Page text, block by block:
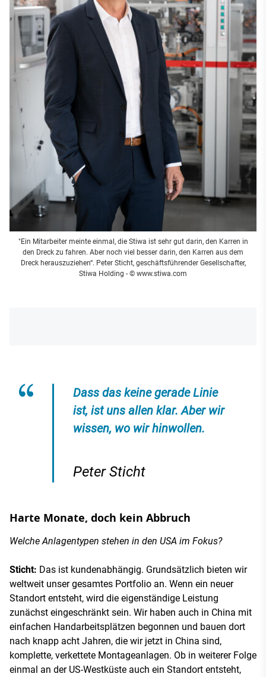
"Ein Mitarbeiter meinte einmal, die Stiwa ist sehr gut darin, den Karren in
den Dreck zu fahren. Aber noch viel besser darin, den Karren aus dem
Dreck herauszuziehen“. Peter Sticht, geschäftsführender Gesellschafter,
Stiwa Holding - © www.stiwa.com
Dass das keine gerade Linie
ist, ist uns allen klar. Aber wir
wissen, wo wir hinwollen.
Peter Sticht
Harte Monate, doch kein Abbruch
Welche Anlagentypen stehen in den USA im Fokus?
Sticht: Das ist kundenabhängig. Grundsätzlich bieten wir
weltweit unser gesamtes Portfolio an. Wenn ein neuer
Standort entsteht, wird die eigenständige Leistung
zunächst eingeschränkt sein. Wir haben auch in China mit
einfachen Handarbeitsplätzen begonnen und bauen dort
nach knapp acht Jahren, die wir jetzt in China sind,
komplette, verkettete Montageanlagen. Ob in weiterer Folge
einmal an der US-Westküste auch ein Standort entsteht,